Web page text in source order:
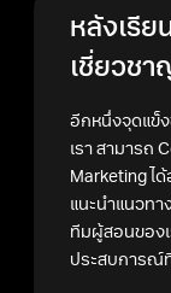
หลังเรีย
เชี่ยวชา
อีกหนึ่งจุดแข็
เรา สามารถ
Marketing ไ
แนะนำแนวทา
ทีมผู้สอนของ
ประสบการณ์ที่